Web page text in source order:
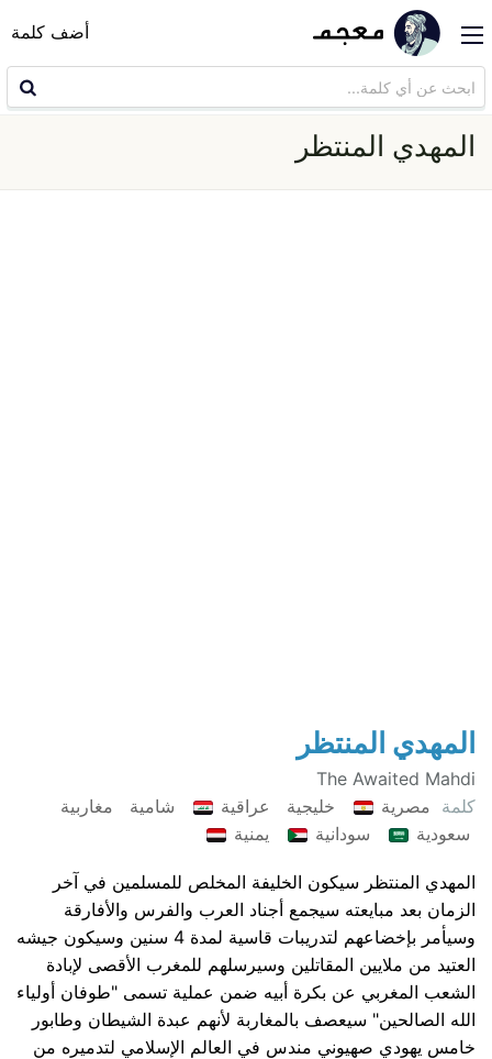
أضف كلمة
المهدي المنتظر
المهدي المنتظر
The Awaited Mahdi
كلمة مصرية خليجية عراقية شامية
مغاربية
سعودية
سودانية يمنية
المهدي المنتظر سيكون الخليفة المخلص للمسلمين في آخر
الزمان بعد مبايعته سيجمع أجناد العرب والفرس والأفارقة
وسيأمر بإخضاعهم لتدريبات قاسية لمدة 4 سنين وسيكون جيشه
العتيد من ملايين المقاتلين وسيرسلهم للمغرب الأقصى لإبادة
الشعب المغربي عن بكرة أبيه ضمن عملية تسمى "طوفان أولياء
الله الصالحين" سيعصف بالمغاربة لأنهم عبدة الشيطان وطابور
خامس يهودي صهيوني مندس في العالم الإسلامي لتدميره من